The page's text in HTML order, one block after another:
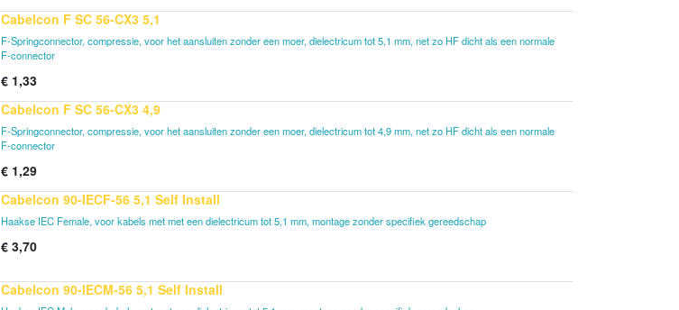
Cabelcon F SC 56-CX3 5,1
F-Springconnector, compressie, voor het aansluiten zonder een moer, dielectricum tot 5,1 mm, net zo HF dicht als een normale
F-connector
€ 1,33
Cabelcon F SC 56-CX3 4,9
F-Springconnector, compressie, voor het aansluiten zonder een moer, dielectricum tot 4,9 mm, net zo HF dicht als een normale
F-connector
€ 1,29
Cabelcon 90-IECF-56 5,1 Self Install
Haakse IEC Female, voor kabels met met een dielectricum tot 5,1 mm, montage zonder specifiek gereedschap
€ 3,70
Cabelcon 90-IECM-56 5,1 Self Install